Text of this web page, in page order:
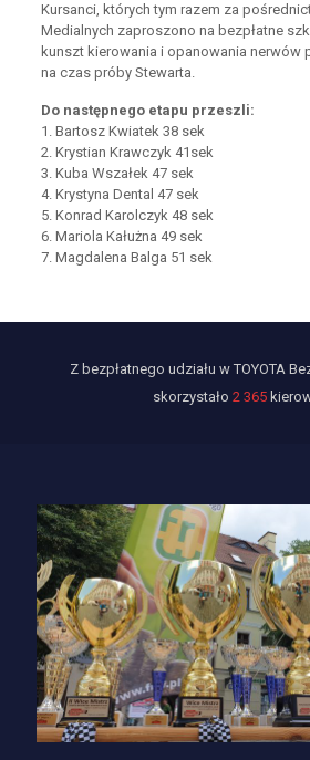
Kursanci, których tym razem za
Medialnych zaproszono na bezpłatne
kunszt kierowania i opanowania nerwów
na czas próby Stewarta.
Do następnego etapu przeszli:
1. Bartosz Kwiatek 38 sek
2. Krystian Krawczyk 41sek
3. Kuba Wszałek 47 sek
4. Krystyna Dental 47 sek
5. Konrad Karolczyk 48 sek
6. Mariola Kałużna 49 sek
7. Magdalena Balga 51 sek
Z bezpłatnego udziału w TOYOTA
skorzystało 2 365